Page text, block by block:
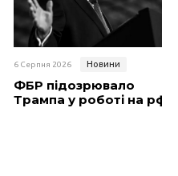
6 Серпня 2026 Новини
ФБР підозрювало
Трампа у роботі на рф